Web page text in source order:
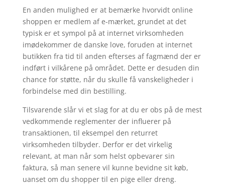
En anden mulighed er at bemærke hvorvidt online
shoppen er medlem af e-mærket, grundet at det
typisk er et sympol på at internet virksomheden
imødekommer de danske love, foruden at internet
butikken fra tid til anden efterses af fagmænd der er
indført i vilkårene på området. Dette er desuden din
chance for støtte, når du skulle få vanskeligheder i
forbindelse med din bestilling.
Tilsvarende slår vi et slag for at du er obs på de mest
vedkommende reglementer der influerer på
transaktionen, til eksempel den returret
virksomheden tilbyder. Derfor er det virkelig
relevant, at man når som helst opbevarer sin
faktura, så man senere vil kunne bevidne sit køb,
uanset om du shopper til en pige eller dreng.